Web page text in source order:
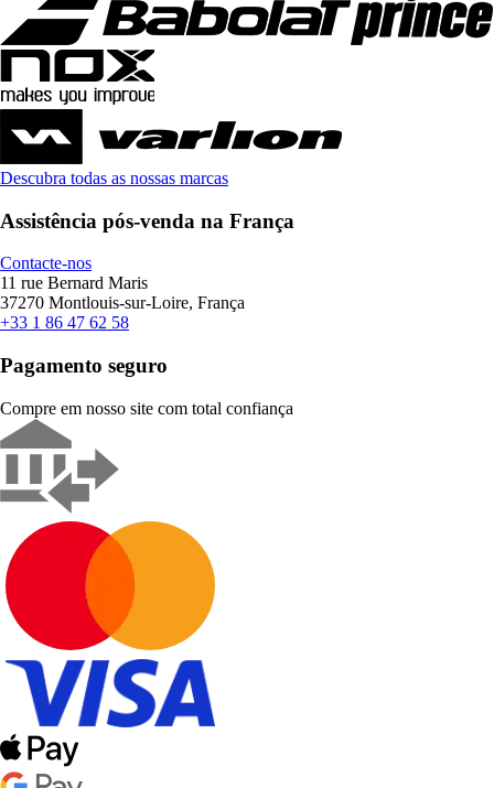
Descubra todas as nossas marcas
Assistência pós-venda na França
Contacte-nos
11 rue Bernard Maris
37270 Montlouis-sur-Loire, França
+33 1 86 47 62 58
Pagamento seguro
Compre em nosso site com total confiança